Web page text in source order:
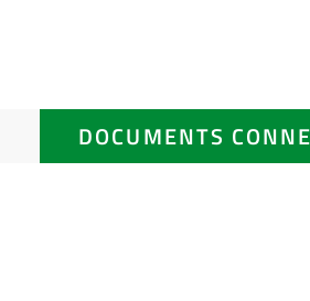
DOCUMENTS